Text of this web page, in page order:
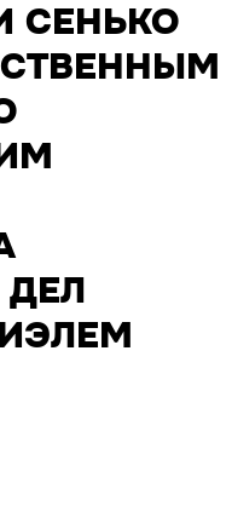
СЕНЬКО